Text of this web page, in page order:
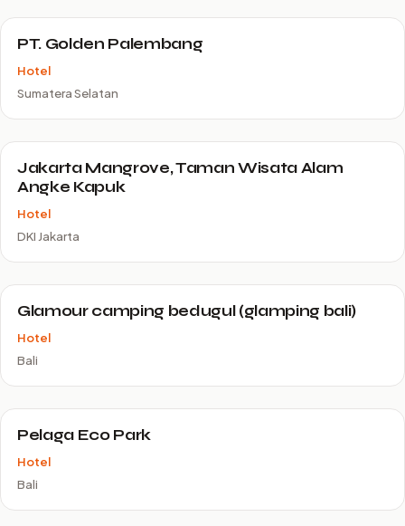
PT. Golden Palembang
Hotel
Sumatera Selatan
Jakarta Mangrove, Taman Wisata Alam
Angke Kapuk
Hotel
DKI Jakarta
Glamour camping bedugul (glamping bali)
Hotel
Bali
Pelaga Eco Park
Hotel
Bali